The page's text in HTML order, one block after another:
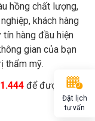
hồng chất lượng,
khách hàng
hàng đầu hiện
gian của bạn
thẩm mỹ.
để được tư
Đặt lịch
tư vấn